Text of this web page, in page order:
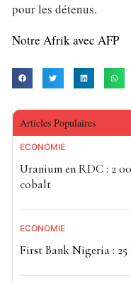
pour les détenus.
Notre Afrik avec AFP
Articles Populaires
ECONOMIE
Uranium en RDC : 2
cobalt
ECONOMIE
First Bank Nigeria : 25